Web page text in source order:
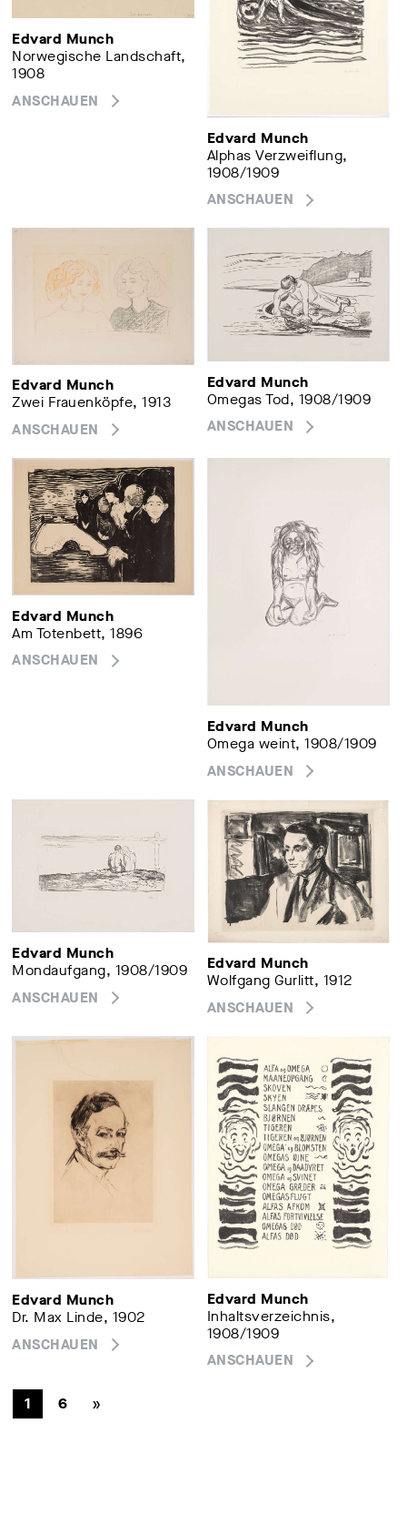
Edvard Munch
Norwegische Landschaft,
1908
ANSCHAUEN
Edvard Munch
Alphas Verzweiflung,
1908/1909
ANSCHAUEN
Edvard Munch
Zwei Frauenköpfe, 1913
ANSCHAUEN
Edvard Munch
Omegas Tod, 1908/1909
ANSCHAUEN
Edvard Munch
Am Totenbett, 1896
ANSCHAUEN
Edvard Munch
Omega weint, 1908/1909
ANSCHAUEN
Edvard Munch
Mondaufgang, 1908/1909
ANSCHAUEN
Edvard Munch
Wolfgang Gurlitt, 1912
ANSCHAUEN
Edvard Munch
Dr. Max Linde, 1902
ANSCHAUEN
Edvard Munch
Inhaltsverzeichnis,
1908/1909
ANSCHAUEN
1 6 »